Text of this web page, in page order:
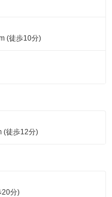
(徒歩10分)
(徒歩12分)
20分)